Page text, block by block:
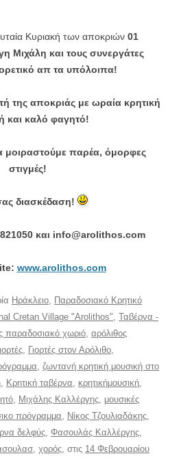
Κυριακή των αποκριών 01
Μιχάλη και τους συνεργάτες
απ τα υπόλοιπα!
της αποκριάς με ωραία κρητική
και καλό φαγητό!
μοιραστούμε παρέα, όμορφες
στιγμές!
διασκέδαση!
και info@arolithos.com
www.arolithos.com
Ηράκλειο
Παραδοσιακό Κρητικό
Cretan Village "Arolithos" Ταβέρνα -
παραδοσιακό χωριό αρόλιθος
Γιορτές στον Αρόλιθο
ζωντανή κρητική μουσική στο
Κρητική ταβέρνα κρητικήμουσική
Μιχάλης Καλλέργης μουσικές
πρόγραμμα Νίκος Τζουλιαδάκης
δελφύς Φασουλάς Καλλέργης
χορός , στις 14 Φεβρουαρίου